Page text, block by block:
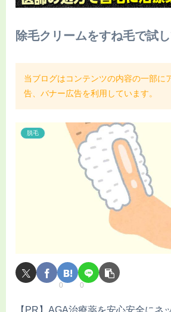
除毛クリームをすね毛で試
当ブログはコンテンツの内容の一部に
告、バナー広告を利用しています。
脱毛
0 0
【PR】AGA治療薬を安心安全にネ